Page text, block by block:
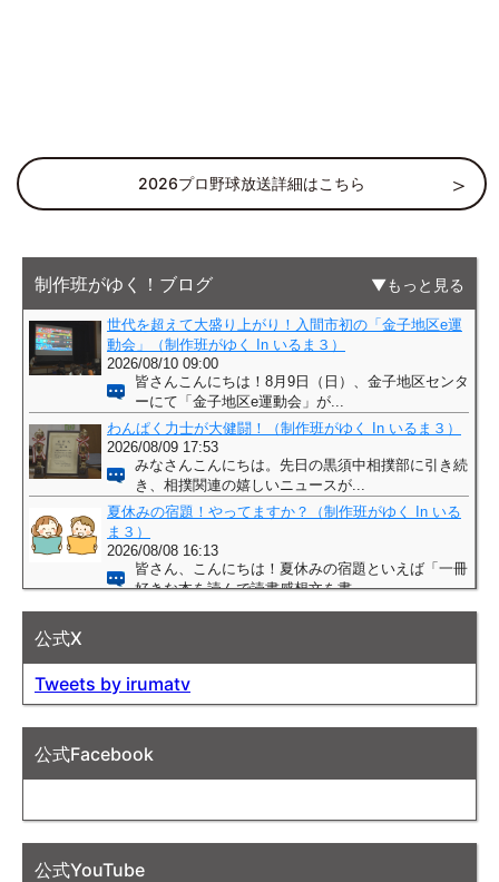
2026プロ野球放送詳細はこちら
制作班がゆく！ブログ もっと見る
公式X
Tweets by irumatv
公式Facebook
公式YouTube